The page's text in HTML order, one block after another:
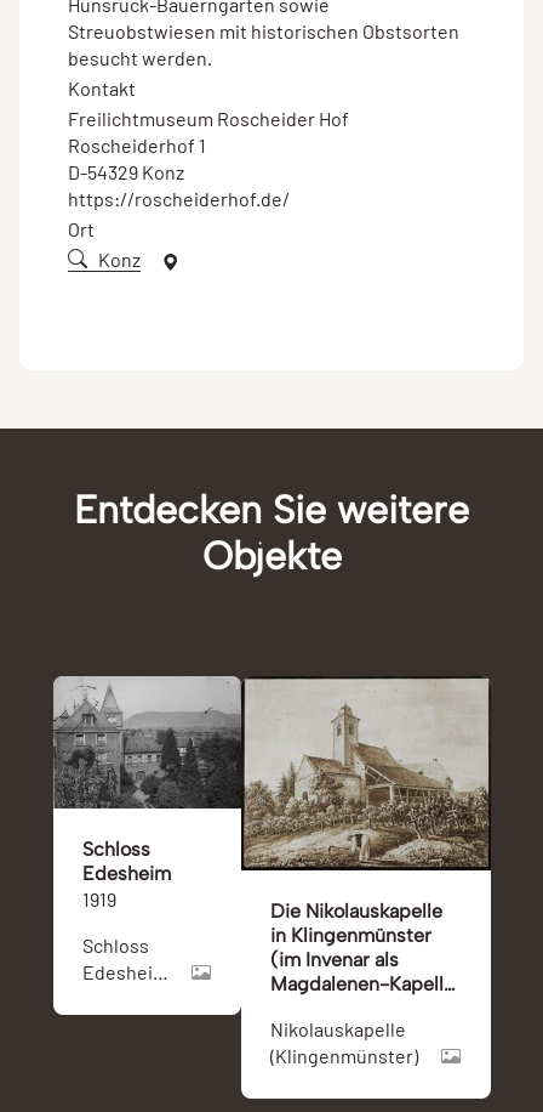
Streuobstwiesen mit historischen Obstsorten
besucht werden.
Kontakt
Freilichtmuseum Roscheider Hof
Roscheiderhof 1
D-54329 Konz
https://roscheiderhof.de/
Ort
Konz
Entdecken Sie weitere
Objekte
Schloss
Edesheim
1919
Schloss
Edesheim
Die Nikolauskapelle
in Klingenmünster
(im Invenar als
Magdalenen-Kapelle
Nikolauskapelle
(Klingenmünster)